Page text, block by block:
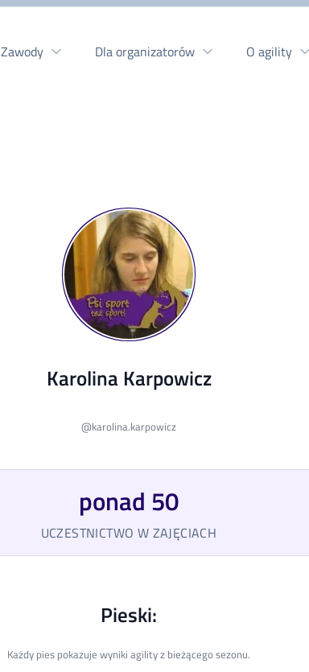
Zawody Dla organizatorów O agility
Karolina Karpowicz
@karolina.karpowicz
ponad 50
UCZESTNICTWO W ZAJĘCIACH
Pieski:
Każdy pies pokazuje wyniki agility z bieżącego sezonu.